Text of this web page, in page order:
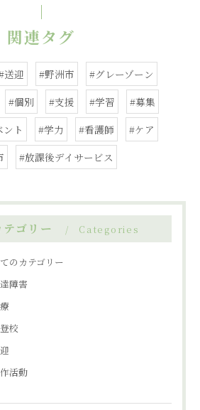
関連タグ
送迎 #野洲市
#グレーゾーン
#個別 #支援 #学習
#募集
ト #学力 #看護師
#ケア
#放課後デイサービス
テゴリー Categories
のカテゴリー
障害
校
活動